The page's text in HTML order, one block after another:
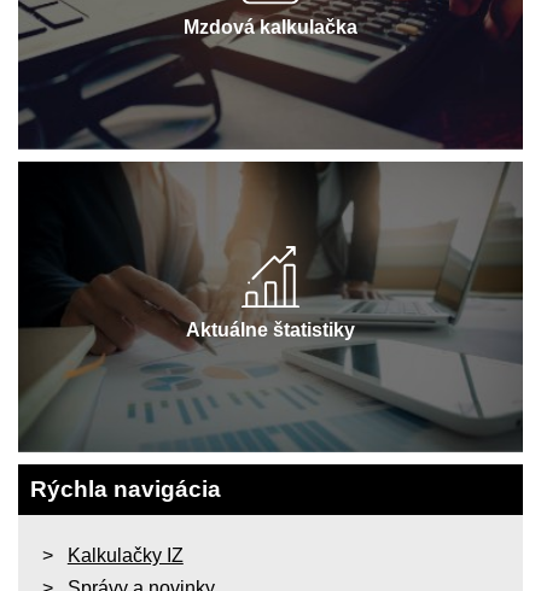
Mzdová kalkulačka
Aktuálne štatistiky
Rýchla navigácia
Kalkulačky IZ